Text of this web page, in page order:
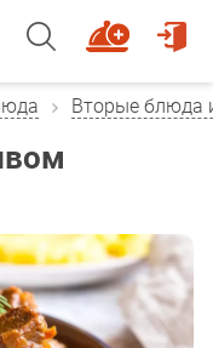
Вторые блюда